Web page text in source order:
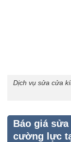
Dịch vụ sửa cửa
Báo giá
cường lực